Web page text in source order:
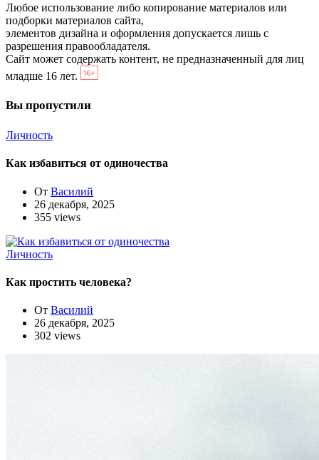
Любое использование либо копирование материалов или
подборки материалов сайта,
элементов дизайна и оформления допускается лишь с
разрешения правообладателя.
Сайт может содержать контент, не предназначенный для лиц
младше 16 лет.
Вы пропустили
Личность
Как избавиться от одиночества
От Василий
26 декабря, 2025
355 views
Личность
Как простить человека?
От Василий
26 декабря, 2025
302 views